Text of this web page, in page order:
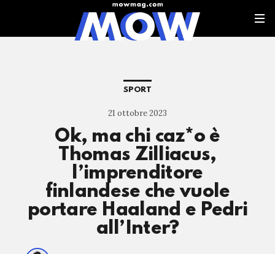
SPORT
21 ottobre 2023
Ok, ma chi caz*o è
Thomas Zilliacus,
l’imprenditore
finlandese che vuole
portare Haaland e Pedri
all’Inter?